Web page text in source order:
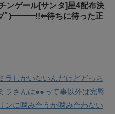
ンゲール[サンタ]星4配布決
)━━━!!⇐待ちに待った正
ラしかいないんだけどどっち
さんは●●って事以外は完璧
ンに噛み合うか噛み合わない